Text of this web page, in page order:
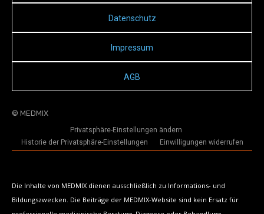
Datenschutz
Impressum
AGB
© MEDMIX
Privatsphäre-Einstellungen ändern
Historie der Privatsphäre-Einstellungen
Einwilligungen widerrufen
Die Inhalte von MEDMIX dienen ausschließlich zu Informations- und
Bildungszwecken. Die Beiträge der MEDMIX-Website sind kein Ersatz für